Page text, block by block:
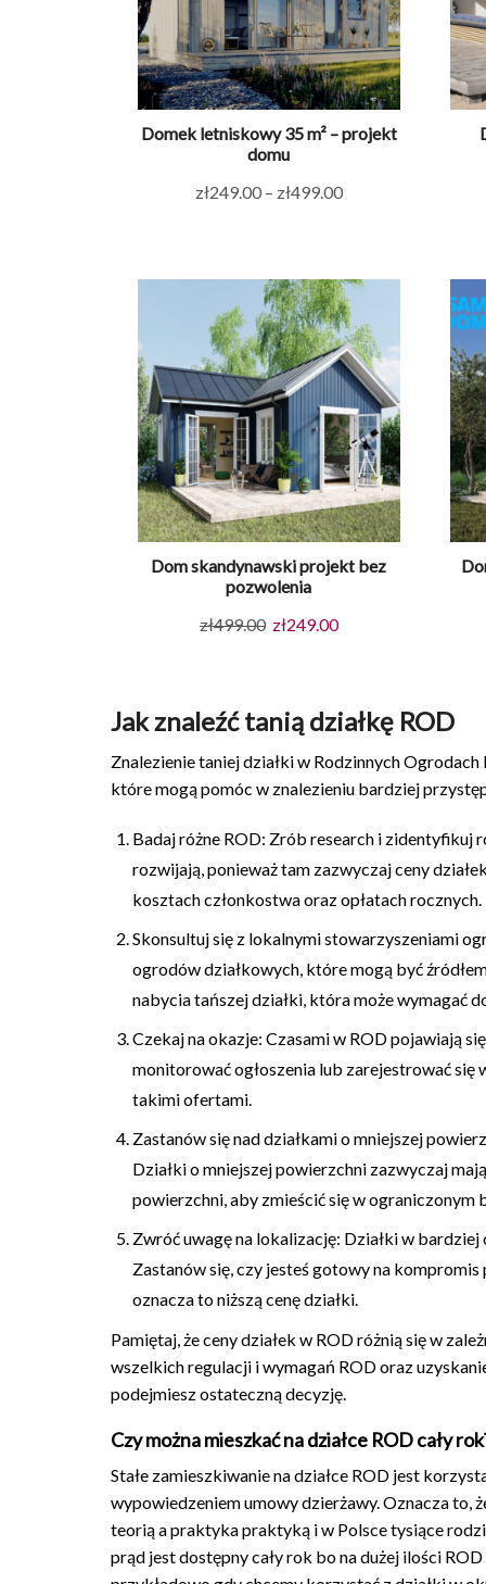
Domek letniskowy 35 m² – projekt
domu
zł249.00 – zł499.00Zakres
zł249.00
do
zł499.00
Dom skandynawski projekt bez
pozwolenia
zł499.00 Pierwotna
zł499.00.
zł249.00Aktualna
zł249.00.
Jak znaleźć tanią działkę ROD
Znalezienie taniej działki w Rodzinnych
które mogą pomóc w znalezieniu bardziej
Badaj różne ROD: Zrób research i zidentyfikuj
rozwijają, ponieważ tam zazwyczaj ceny
kosztach członkostwa oraz opłatach rocznych.
Skonsultuj się z lokalnymi stowarzyszeniami
ogrodów działkowych, które mogą być
nabycia tańszej działki, która może wymagać
Czekaj na okazje: Czasami w ROD pojawiają
monitorować ogłoszenia lub zarejestrować
takimi ofertami.
Zastanów się nad działkami o mniejszej
Działki o mniejszej powierzchni zazwyczaj
powierzchni, aby zmieścić się w ograniczonym
Zwróć uwagę na lokalizację: Działki w
Zastanów się, czy jesteś gotowy na
oznacza to niższą cenę działki.
Pamiętaj, że ceny działek w ROD różnią się w
wszelkich regulacji i wymagań ROD oraz
podejmiesz ostateczną decyzję.
Czy można mieszkać na działce ROD cały
Stałe zamieszkiwanie na działce ROD jest
wypowiedzeniem umowy dzierżawy. Oznacza to,
teorią a praktyka praktyką i w Polsce tysiące
prąd jest dostępny cały rok bo na dużej ilości